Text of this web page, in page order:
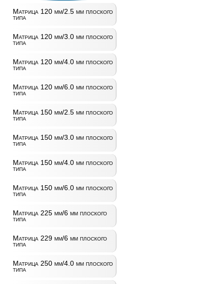
Матрица 120 мм/2.5 мм плоского
типа
Матрица 120 мм/3.0 мм плоского
типа
Матрица 120 мм/4.0 мм плоского
типа
Матрица 120 мм/6.0 мм плоского
типа
Матрица 150 мм/2.5 мм плоского
типа
Матрица 150 мм/3.0 мм плоского
типа
Матрица 150 мм/4.0 мм плоского
типа
Матрица 150 мм/6.0 мм плоского
типа
Матрица 225 мм/6 мм плоского
типа
Матрица 229 мм/6 мм плоского
типа
Матрица 250 мм/4.0 мм плоского
типа